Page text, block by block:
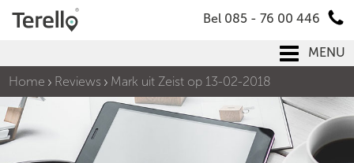
Bel 085 - 76 00 446
MENU
Home
Reviews Mark uit Zeist op 13-02-2018